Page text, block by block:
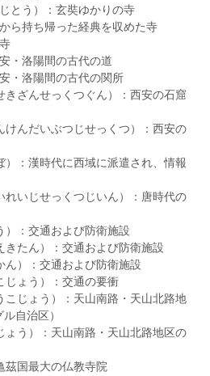
とう）：玄奘ゆかりの寺
ら持ち帰った経典を収めた寺
・洛陽間の古代の道
・洛陽間の古代の関所
きざんせっくつぐん）：西安の石窟
けんだいぶつじせっくつ）：西安の
）：漢時代に西域に派遣され、情報
れいじせっくつじいん）：唐時代の
）：交通および防衛施設
きたん）：交通および防衛施設
ん）：交通および防衛施設
じょう）：交通の要衝
こじょう）：天山南路・天山北路地
自治区）
ょう）：天山南路・天山北路地区の
茲国最大の仏教寺院